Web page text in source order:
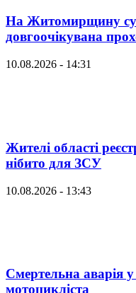
На Житомирщину
довгоочікувана
10.08.2026 - 14:31
Жителі області
нібито для ЗСУ
10.08.2026 - 13:43
Смертельна аварія
мотоцикліста